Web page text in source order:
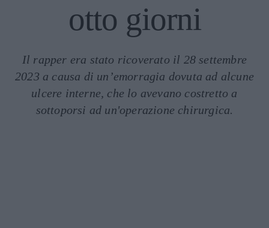
otto giorni
Il rapper era stato ricoverato il 28 settembre
2023 a causa di un’emorragia dovuta ad alcune
ulcere interne, che lo avevano costretto a
sottoporsi ad un'operazione chirurgica.